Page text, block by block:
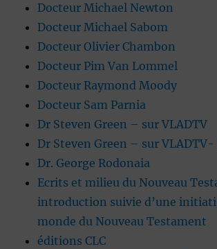
Docteur Michael Newton
Docteur Michael Sabom
Docteur Olivier Chambon
Docteur Pim Van Lommel
Docteur Raymond Moody
Docteur Sam Parnia
Dr Steven Green – sur VLADTV
Dr Steven Green – sur
Dr. George Rodonaia
Ecrits et milieu du Nouveau
introduction suivie d’une
monde du Nouveau Testament
éditions CLC